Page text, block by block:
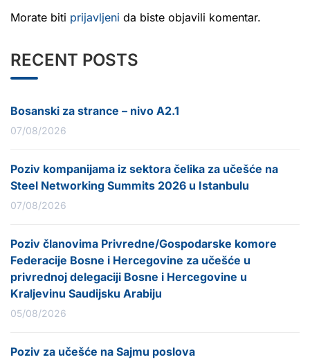
Morate biti prijavljeni da biste objavili komentar.
RECENT POSTS
Bosanski za strance – nivo A2.1
07/08/2026
Poziv kompanijama iz sektora čelika za učešće na
Steel Networking Summits 2026 u Istanbulu
07/08/2026
Poziv članovima Privredne/Gospodarske komore
Federacije Bosne i Hercegovine za učešće u
privrednoj delegaciji Bosne i Hercegovine u
Kraljevinu Saudijsku Arabiju
05/08/2026
Poziv za učešće na Sajmu poslova